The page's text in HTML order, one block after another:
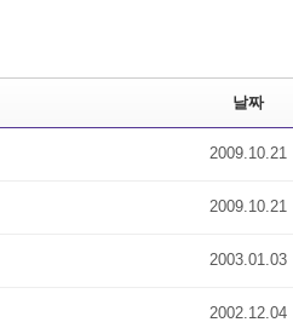
날짜
2009.10.21
2009.10.21
2003.01.03
2002.12.04